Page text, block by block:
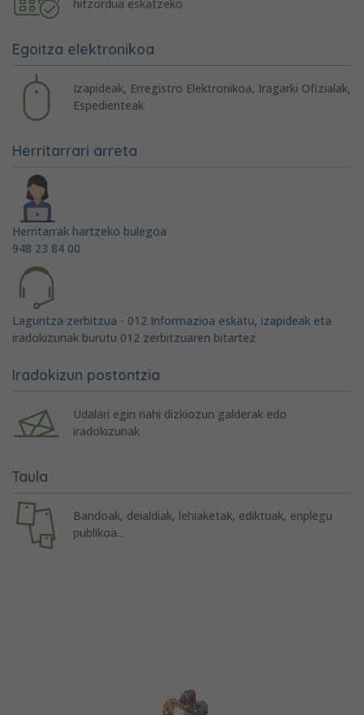
hitzordua eskatzeko
Egoitza elektronikoa
Izapideak, Erregistro Elektronikoa, Iragarki Ofizialak,
Espedienteak
Herritarrari arreta
Herritarrak hartzeko bulegoa
948 23 84 00
Laguntza zerbitzua - 012 Informazioa eskatu, izapideak eta
iradokizunak burutu 012 zerbitzuaren bitartez
Iradokizun postontzia
Udalari egin nahi dizkiozun galderak edo
iradokizunak
Taula
Bandoak, deialdiak, lehiaketak, ediktuak, enplegu
publikoa...